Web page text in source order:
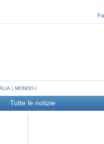
| MONDO |
Tutte le notizie